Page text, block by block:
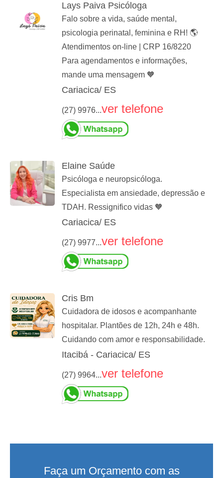
Lays Paiva Psicóloga
Falo sobre a vida, saúde mental,
psicologia perinatal, feminina e RH! 🌎
Atendimentos on-line | CRP 16/8220
Para agendamentos e informações,
mande uma mensagem 🧡
Cariacica/ ES
(27) 9976...ver telefone
Elaine Saúde
Psicóloga e neuropsicóloga.
Especialista em ansiedade, depressão e
TDAH. Ressignifico vidas 🧡
Cariacica/ ES
(27) 9977...ver telefone
Cris Bm
Cuidadora de idosos e acompanhante
hospitalar. Plantões de 12h, 24h e 48h.
Cuidando com amor e responsabilidade.
Itacibá - Cariacica/ ES
(27) 9964...ver telefone
Faça um Orçamento com as